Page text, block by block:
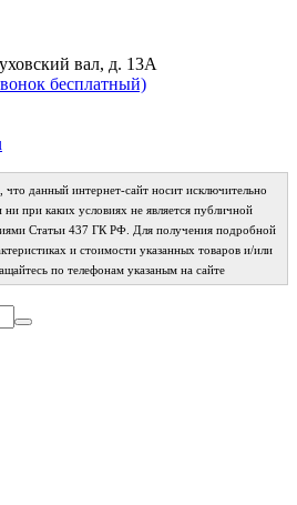
вал, д. 13А
бесплатный)
данный интернет-сайт носит исключительно
при каких условиях не является публичной
Статьи 437 ГК РФ. Для получения подробной
и стоимости указанных товаров и/или
по телефонам указаным на сайте